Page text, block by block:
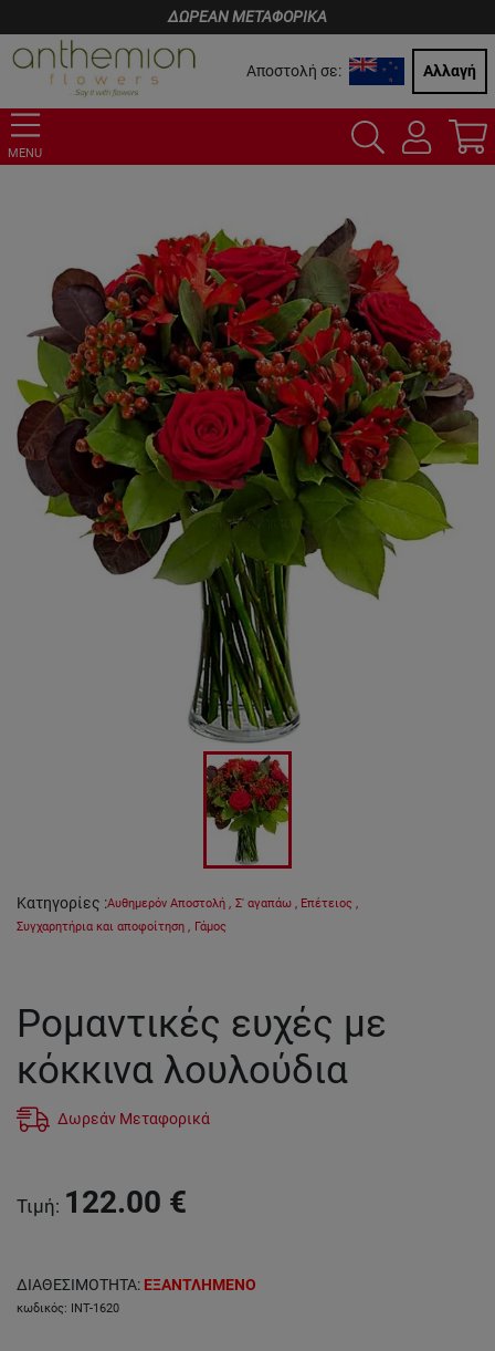
ΔΩΡΕΑΝ ΜΕΤΑΦΟΡΙΚΑ
Αποστολή σε: Αλλαγή
MENU
Κατηγορίες :Αυθημερόν Αποστολή , Σ' αγαπάω , Επέτειος ,
Συγχαρητήρια και αποφοίτηση , Γάμος
Ρομαντικές ευχές με
κόκκινα λουλούδια
Δωρεάν Μεταφορικά
Τιμή: 122.00 €
ΔΙΑΘΕΣΙΜΟΤΗΤΑ: ΕΞΑΝΤΛΗΜΕΝΟ
κωδικός: INT-1620